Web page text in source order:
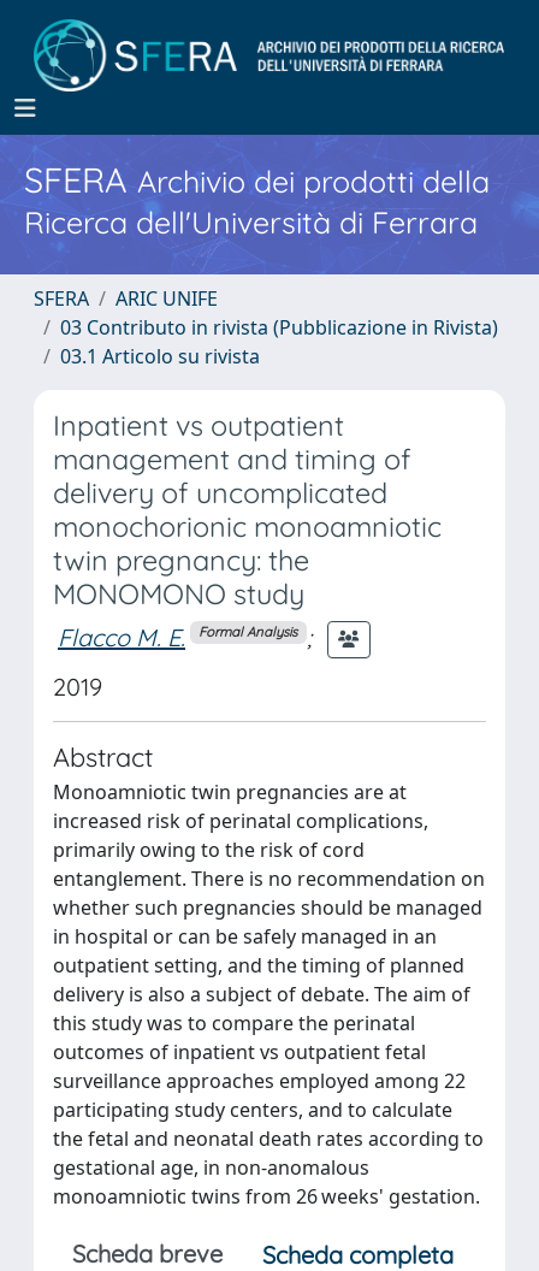
SFERA Archivio dei prodotti della
Ricerca dell'Università di Ferrara
SFERA
ARIC UNIFE
03 Contributo in rivista (Pubblicazione in Rivista)
03.1 Articolo su rivista
Inpatient vs outpatient
management and timing of
delivery of uncomplicated
monochorionic monoamniotic
twin pregnancy: the
MONOMONO study
Flacco M. E. Formal Analysis ;
2019
Abstract
Monoamniotic twin pregnancies are at
increased risk of perinatal complications,
primarily owing to the risk of cord
entanglement. There is no recommendation on
whether such pregnancies should be managed
in hospital or can be safely managed in an
outpatient setting, and the timing of planned
delivery is also a subject of debate. The aim of
this study was to compare the perinatal
outcomes of inpatient vs outpatient fetal
surveillance approaches employed among 22
participating study centers, and to calculate
the fetal and neonatal death rates according to
gestational age, in non-anomalous
monoamniotic twins from 26 weeks' gestation.
Scheda breve
Scheda completa